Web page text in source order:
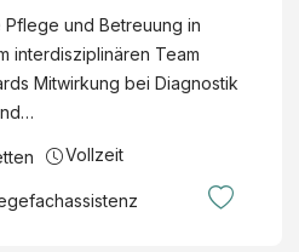
und Betreuung in
interdisziplinären Team
Mitwirkung bei Diagnostik
Vollzeit